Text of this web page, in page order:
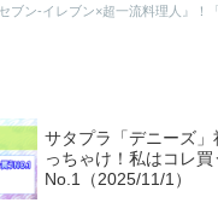
セブン‐イレブン×超一流料理人』！
サタプラ「デニーズ」
っちゃけ！私はコレ買
No.1（2025/11/1）